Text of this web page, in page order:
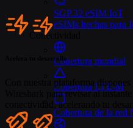
SGP.32 eSIM IoT
eSIMs hechas para
Conectividad
Cobertura mundial
Cobertura LTE-M
Cobertura de la red
Acelera tu desarrollo
Con nuestra plataforma
Wireshark para revisar al
conectividad, acelerando tu